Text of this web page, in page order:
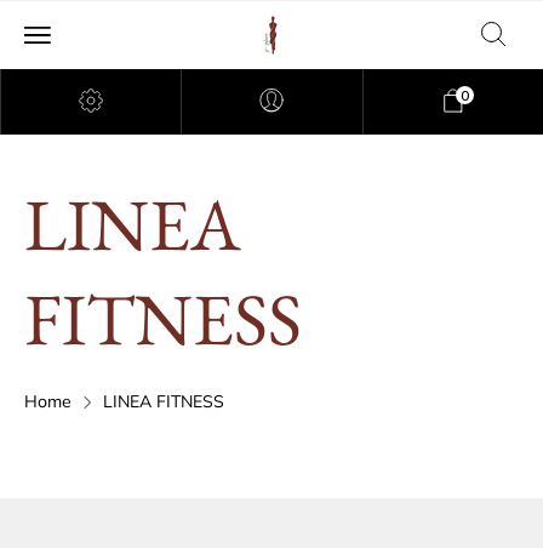
0
LINEA
FITNESS
Home LINEA FITNESS